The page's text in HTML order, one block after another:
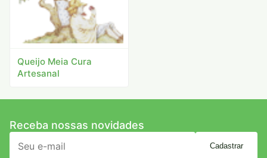
Queijo Meia Cura
Artesanal
Receba nossas novidades
Cadastrar